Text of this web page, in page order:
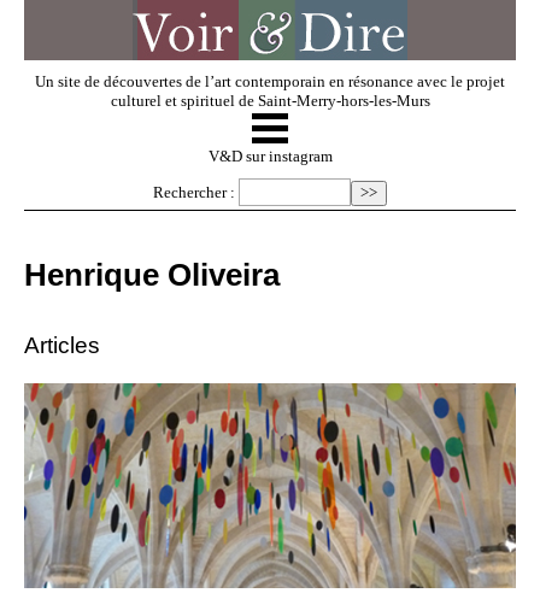
Un site de découvertes de l’art contemporain en résonance avec le projet
culturel et spirituel de Saint-Merry-hors-les-Murs
V & D
Regarder
Dossiers
Événements
☰
V&D sur instagram
Rechercher :
Henrique Oliveira
Articles